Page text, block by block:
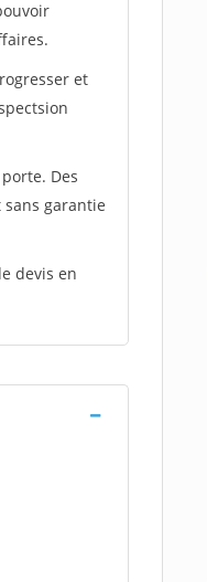
et
Des
garantie
devis en